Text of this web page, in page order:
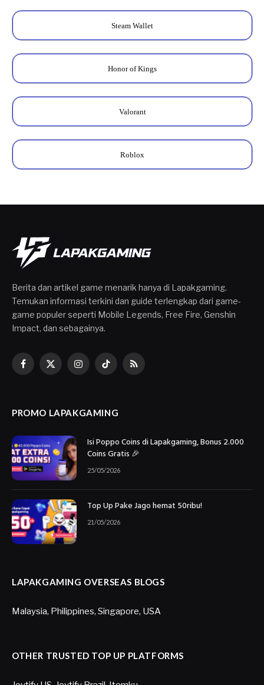
Steam Wallet
Honor of Kings
Valorant
Roblox
Berita dan artikel game menarik hanya di Lapakgaming.
Temukan informasi terkini dan guide terlengkap dari game-
game populer seperti Mobile Legends, Free Fire, Genshin
Impact, dan sebagainya.
Facebook
X
InstagramTikTokRSS
PROMO LAPAKGAMING
Isi Poppo Coins di Lapakgaming, Bonus 2.000
Coins Gratis 🎉
25/05/2026
Top Up Pake Jago hemat 50ribu!
21/05/2026
LAPAKGAMING OVERSEAS BLOGS
Malaysia, Philippines, Singapore, USA
OTHER TRUSTED TOP UP PLATFORMS